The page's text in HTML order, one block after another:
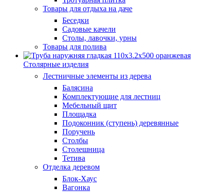
Товары для отдыха на даче
Беседки
Садовые качели
Столы, лавочки, урны
Товары для полива
Столярные изделия
Лестничные элементы из дерева
Балясина
Комплектующие для лестниц
Мебельный щит
Площадка
Подоконник (ступень) деревянные
Поручень
Столбы
Столешница
Тетива
Отделка деревом
Блок-Хаус
Вагонка